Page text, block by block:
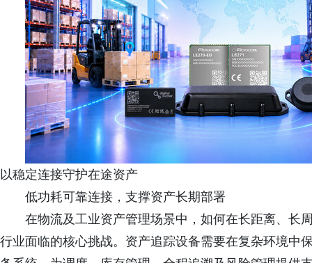
以稳定连接守护在途资产
低功耗可靠连接，支撑资产长期部署
在物流及工业资产管理场景中，如何在长距离、长
行业面临的核心挑战。资产追踪设备需要在复杂环境中